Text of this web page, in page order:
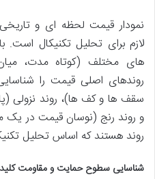
لازم برای تحلیل تکنیکال است.
های مختلف (کوتاه مدت،
روندهای اصلی قیمت را
سقف ها و کف ها)، روند نزولی
و روند رنج (نوسان قیمت در
روند هستند که اساس تحلیل
شناسایی سطوح حمایت و مقاومت